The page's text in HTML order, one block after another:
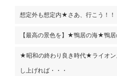
想定外も想定内★さあ、行こう！！
【最高の景色を】★鴨居の海★鴨居
★昭和の終わり良き時代★ライオ
し上げれば・・・